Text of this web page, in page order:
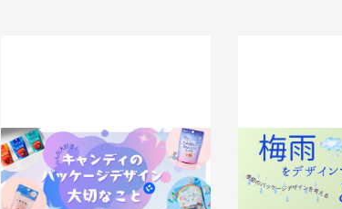
みんな大好き！キャンディのパッケー
ジデザインに大切なこと
2025.06.27 事例
梅雨をデザイン
る？季節のパッケ
る。
2025.06.20
知識 /